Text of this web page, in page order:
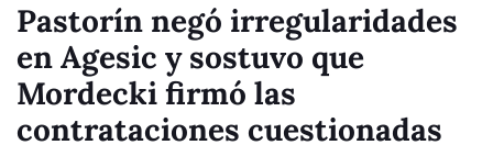
Pastorín negó irregularidades
en Agesic y sostuvo que
Mordecki firmó las
contrataciones cuestionadas